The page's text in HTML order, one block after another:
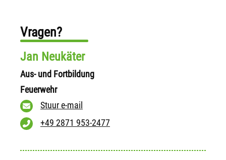
Vragen?
Jan Neukäter
Aus- und Fortbildung
Feuerwehr
Stuur e-mail
+49 2871 953-2477